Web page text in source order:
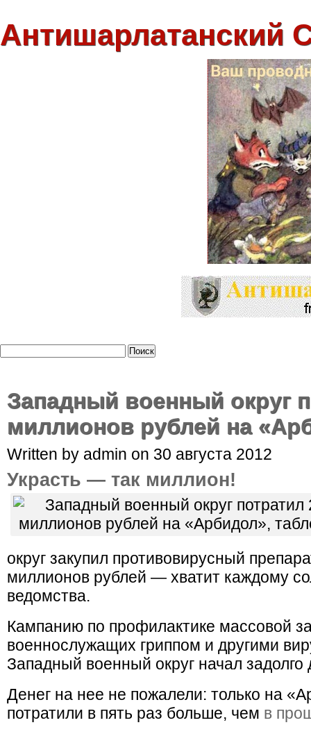
Антишарлатанский
Западный военный округ
миллионов рублей на
Written by admin on 30 августа 2012
Украсть — так миллион!
округ закупил противовирусный
миллионов рублей — хватит каждому
ведомства.
Кампанию по профилактике массовой
военнослужащих гриппом и другими
Западный военный округ начал задолго
Денег на нее не пожалели: только на
потратили в пять раз больше, чем в